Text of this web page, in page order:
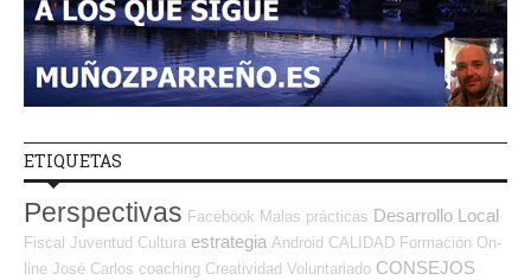
ETIQUETAS
Perspectivas Facebook Malas prácticas Desarrollo Local
Fiscal Juventud Cultura estrategia Android CALIDAD Formación On-
line José Carlos coaching Creatividad Voluntariado CONSEJOS